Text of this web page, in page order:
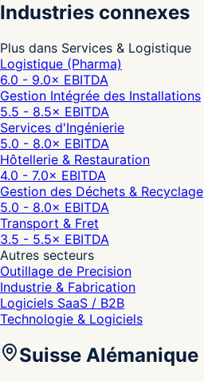
Industries connexes
Plus dans Services & Logistique
Logistique (Pharma)
6.0 - 9.0× EBITDA
Gestion Intégrée des Installations
5.5 - 8.5× EBITDA
Services d'Ingénierie
5.0 - 8.0× EBITDA
Hôtellerie & Restauration
4.0 - 7.0× EBITDA
Gestion des Déchets & Recyclage
5.0 - 8.0× EBITDA
Transport & Fret
3.5 - 5.5× EBITDA
Autres secteurs
Outillage de Precision
Industrie & Fabrication
Logiciels SaaS / B2B
Technologie & Logiciels
Suisse Alémanique